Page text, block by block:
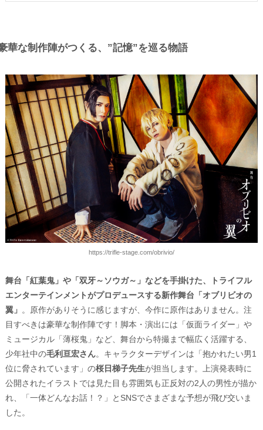
華な制作陣がつくる、”記憶”を巡る物語
https://trifle-stage.com/obrivio/
舞台「紅葉鬼」や「双牙～ソウガ～」などを手掛けた、トライフル
エンターテインメントがプロデュースする新作舞台「オブリビオの
翼」 。原作がありそうに感じますが、今作に原作はありません。注
目すべきは豪華な制作陣です！脚本・演出には「仮面ライダー」や
ミュージカル「薄桜鬼」など、舞台から特撮まで幅広く活躍する、
少年社中の毛利亘宏さん。キャラクターデザインは「抱かれたい男1
位に脅されています」の桜日梯子先生が担当します。上演発表時に
公開されたイラストでは見た目も雰囲気も正反対の2人の男性が描か
れ、「一体どんなお話！？」とSNSでさまざまな予想が飛び交いま
した。